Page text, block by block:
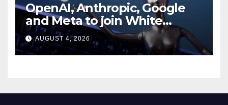
OpenAI, Anthropic, Google
and Meta to join White
House AI security meeting
AUGUST 4, 2026